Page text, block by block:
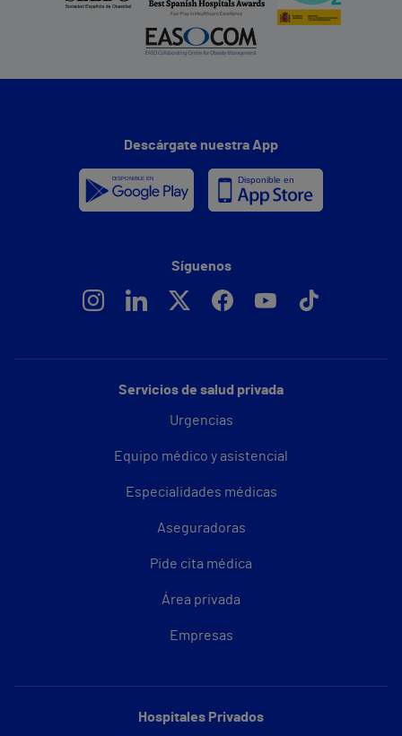
Servicios de salud privada
Urgencias
Equipo médico y asistencial
Especialidades médicas
Aseguradoras
Pide cita médica
Área privada
Empresas
Hospitales Privados
Descárgate nuestra App
Síguenos